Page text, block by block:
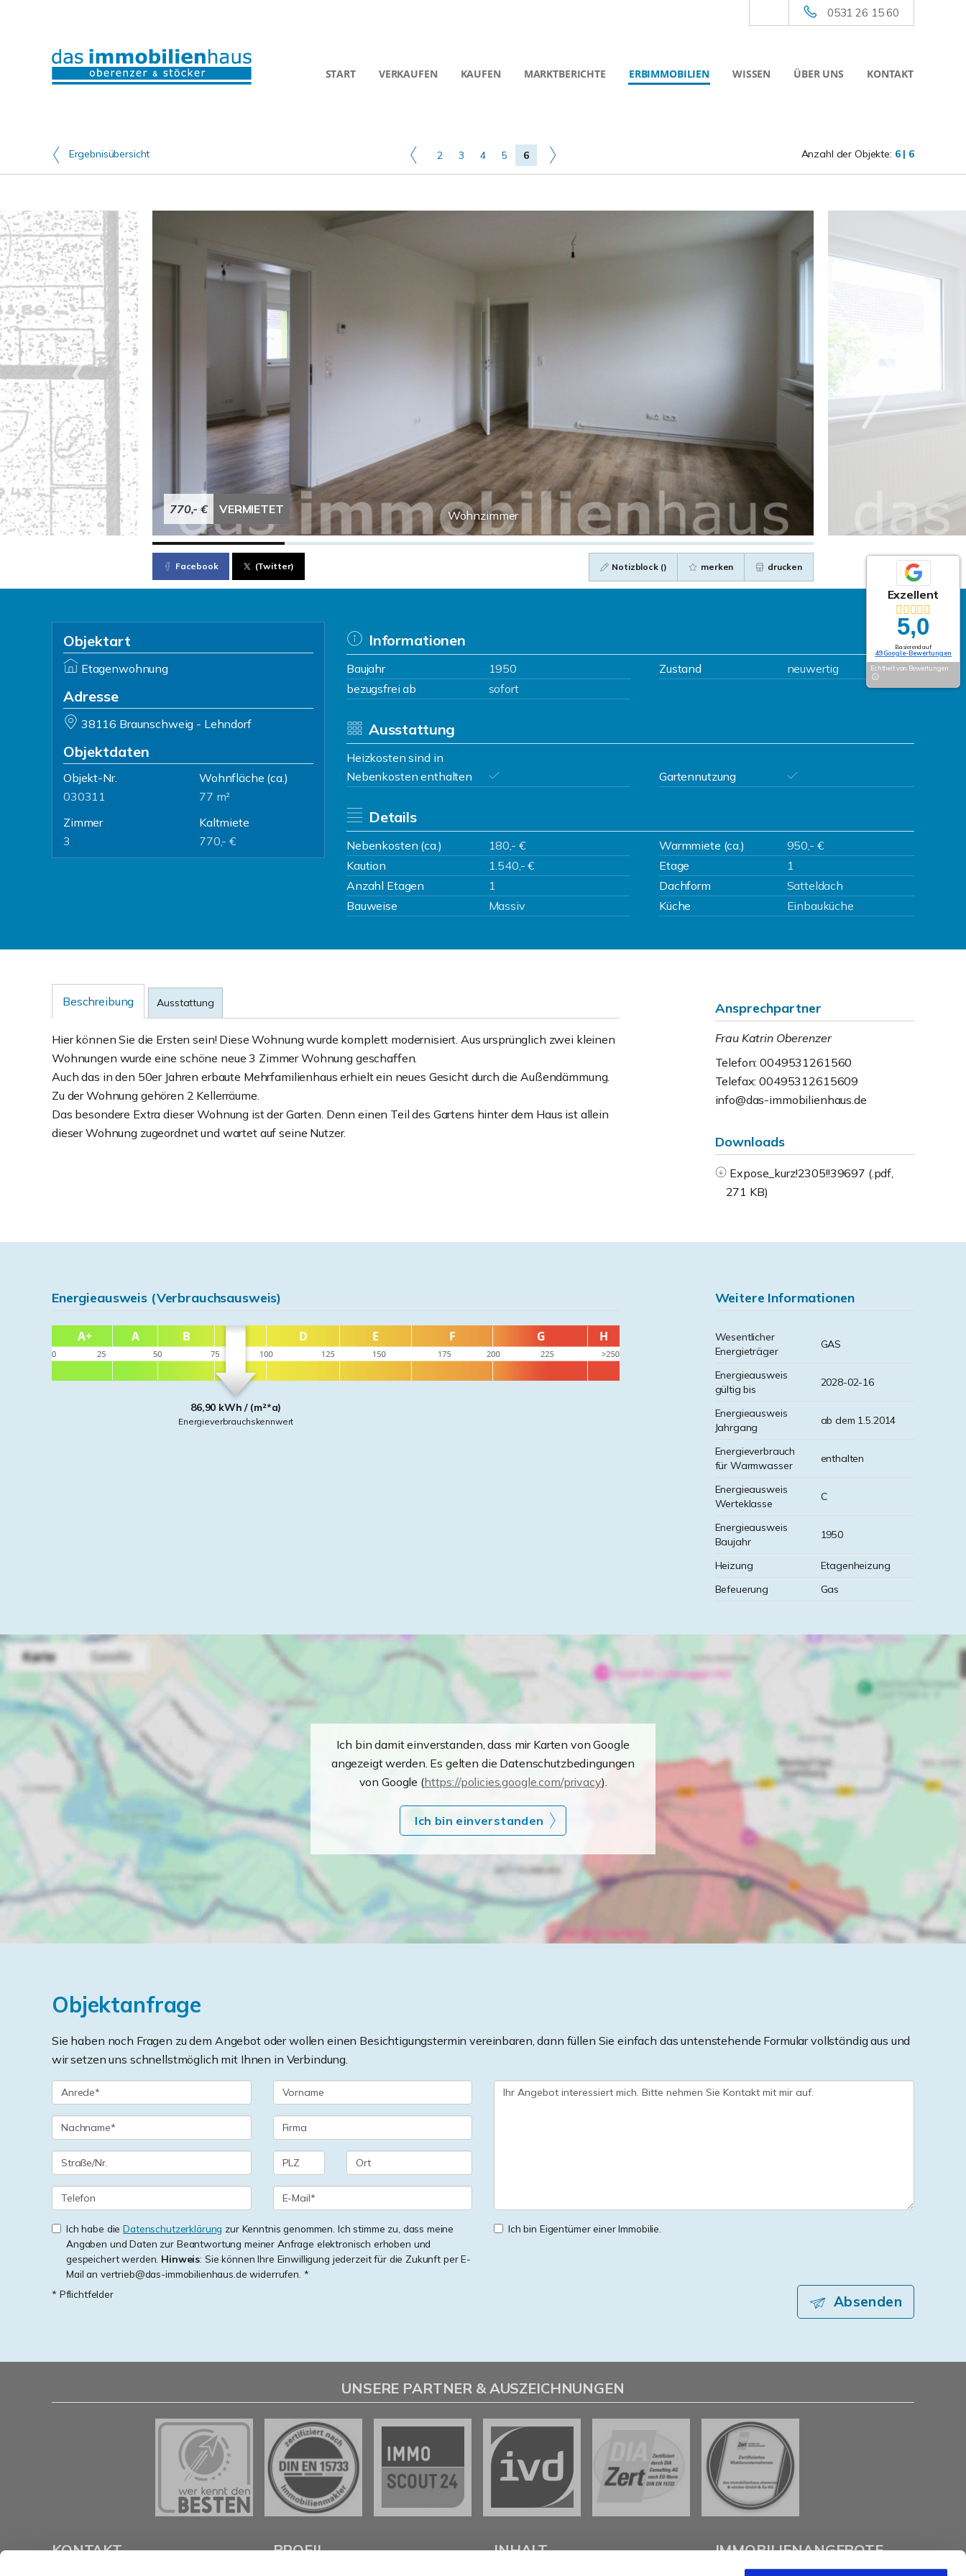
0531 26 15 60
START VERKAUFEN KAUFEN MARKTBERICHTE ERBIMMOBILIEN WISSEN ÜBER UNS KONTAKT
Ergebnisübersicht 2 3 4 5 6 Anzahl der Objekte: 6 | 6
Wohnzimmer
770,- € VERMIETET
Facebook (Twitter) Notizblock () merken drucken
Objektart
Etagenwohnung
Adresse
38116 Braunschweig - Lehndorf
Objektdaten
Objekt-Nr.
030311
Wohnfläche (ca.)
77 m²
Zimmer
3
Kaltmiete
770,- €
Informationen
Baujahr 1950 Zustand
neuwertig
bezugsfrei ab
sofort
Ausstattung
Heizkosten sind in
Nebenkosten enthalten
Gartennutzung
Details
Nebenkosten (ca.) 180,- € Warmmiete (ca.)
950,- €
Kaution
1.540,- € Etage
1
Anzahl Etagen
1 Dachform
Satteldach
Bauweise
Massiv Küche Einbauküche
Beschreibung Ausstattung
Hier können Sie die Ersten sein! Diese Wohnung wurde komplett modernisiert. Aus ursprünglich zwei kleinen
Wohnungen wurde eine schöne neue 3 Zimmer Wohnung geschaffen.
Auch das in den 50er Jahren erbaute Mehrfamilienhaus erhielt ein neues Gesicht durch die Außendämmung.
Zu der Wohnung gehören 2 Kellerräume.
Das besondere Extra dieser Wohnung ist der Garten. Denn einen Teil des Gartens hinter dem Haus ist allein
dieser Wohnung zugeordnet und wartet auf seine Nutzer.
Ansprechpartner
Frau Katrin Oberenzer
Telefon: 0049531261560
Telefax: 00495312615609
info@das-immobilienhaus.de
Downloads
Expose_kurz!2305!!39697 (.pdf,
271 KB)
Energieausweis (Verbrauchsausweis)
86,90 kWh / (m²*a)
Energieverbrauchskennwert
Weitere Informationen
Wesentlicher
Energieträger
GAS
Energieausweis
gültig bis
2028-02-16
Energieausweis
Jahrgang
ab dem 1.5.2014
Energieverbrauch
für Warmwasser
enthalten
Energieausweis
Werteklasse
C
Energieausweis
Baujahr
1950
Heizung
Etagenheizung
Befeuerung
Gas
Ich bin damit einverstanden, dass mir Karten von Google
angezeigt werden. Es gelten die Datenschutzbedingungen
von Google (https://policies.google.com/privacy).
Ich bin einverstanden
Objektanfrage
Sie haben noch Fragen zu dem Angebot oder wollen einen Besichtigungstermin vereinbaren, dann füllen Sie einfach das untenstehende Formular vollständig aus und
wir setzen uns schnellstmöglich mit Ihnen in Verbindung.
Ich habe dieDatenschutzerklärung zur Kenntnis genommen. Ich stimme zu, dass meine
Angaben und Daten zur Beantwortung meiner Anfrage elektronisch erhoben und
gespeichert werden. Hinweis: Sie können Ihre Einwilligung jederzeit für die Zukunft per E-
Mail an vertrieb@das-immobilienhaus.de widerrufen. *
Ich bin Eigentümer einer Immobilie.
* Pflichtfelder Absenden
Exzellent
5,0
Basierend auf
49 Google-Bewertungen
Echtheit von Bewertungen
UNSERE PARTNER & AUSZEICHNUNGEN
KONTAKT PROFIL INHALT IMMOBILIENANGEBOTE